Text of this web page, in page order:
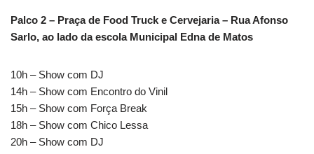
Palco 2 – Praça de Food Truck e Cervejaria – Rua Afonso
Sarlo, ao lado da escola Municipal Edna de Matos
10h – Show com DJ
14h – Show com Encontro do Vinil
15h – Show com Força Break
18h – Show com Chico Lessa
20h – Show com DJ